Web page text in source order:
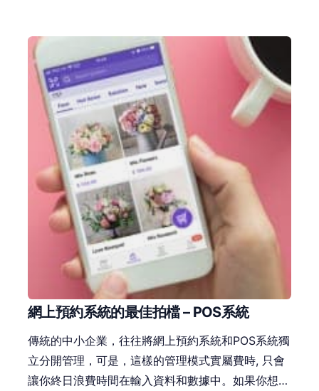
網上預約系統的最佳拍檔 – POS系統
傳統的中小企業，往往將網上預約系統和POS系統獨
立分開管理，可是，這樣的管理模式實屬費時, 只會
讓你終日浪費時間在輸入資料和數據中。如果你想要